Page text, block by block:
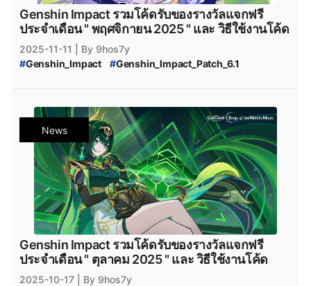
Genshin Impact รวมโค้ดรับของรางวัลแจกฟรี
ประจำเดือน " พฤศจิกายน 2025 " และ วิธีใช้งานโค้ด
2025-11-11
| By 9hos7y
#Genshin_Impact #Genshin_Impact_Patch_6.1
Genshin_Impact_Code_พฤศจิกายน_2025
Genshin_Impact_เพชรฟรี #โค้ดGenshinImpact
Primogemฟรี #GenshinImpactโค้ด #Nod-Krai
Genshin_Impact_Nod-Krai #GenshinImpactแจกโค้ด
genshinimpact #genshin_impact
Genshin_Impact_6.2 #Epicgamesstore #epicgame
Genshin_Impact_ดาวน์โหลด #ดาวน์โหลดเกมฟรี
Genshin_Impact_โหลด #Genshin_Impact_Durin
Genshin_Impact_iOS
Genshin_Impact_Android
#Genshin_Impact_Download #HoYoverse #HoYoPlay
News
Genshin Impact รวมโค้ดรับของรางวัลแจกฟรี
ประจำเดือน " ตุลาคม 2025 " และ วิธีใช้งานโค้ด
2025-10-17
| By 9hos7y